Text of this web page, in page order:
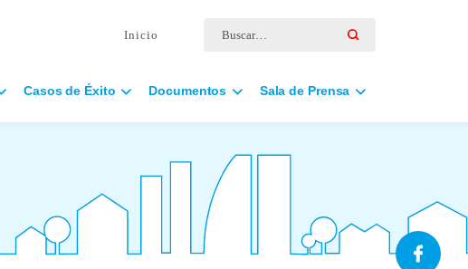
Buscar por:
Inicio
Casos de Éxito Documentos Sala de Prensa